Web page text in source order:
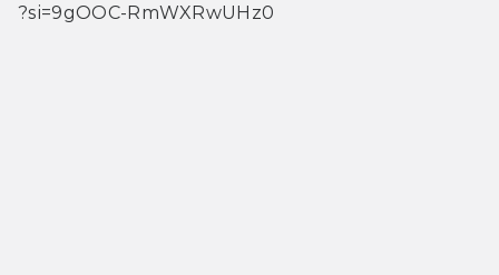
?si=9gOOC-RmWXRwUHz0